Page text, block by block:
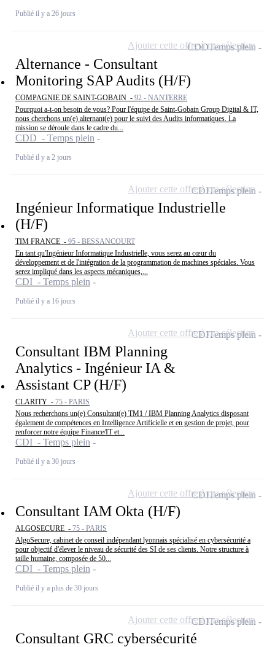
Publié il y a 26 jours
Alternance - Consultant
Monitoring SAP Audits (H/F)
COMPAGNIE DE SAINT-GOBAIN - 92 - NANTERRE
Pourquoi a-t-on besoin de vous? Pour l'équipe de Saint-Gobain Group Digital & IT,
nous cherchons un(e) alternant(e) pour le suivi des Audits informatiques. La
mission se déroule dans le cadre du...
CDD - Temps plein
Publié il y a 2 jours
CDDTemps plein
Ajouter cette offre à ma sélection
Ingénieur Informatique Industrielle
(H/F)
TIM FRANCE - 95 - BESSANCOURT
En tant qu'Ingénieur Informatique Industrielle, vous serez au cœur du
développement et de l'intégration de la programmation de machines spéciales. Vous
serez impliqué dans les aspects mécaniques,...
CDI - Temps plein
Publié il y a 16 jours
CDITemps plein
Ajouter cette offre à ma sélection
Consultant IBM Planning
Analytics - Ingénieur IA &
Assistant CP (H/F)
CLARITY - 75 - PARIS
Nous recherchons un(e) Consultant(e) TM1 / IBM Planning Analytics disposant
également de compétences en Intelligence Artificielle et en gestion de projet, pour
renforcer notre équipe Finance/IT et...
CDI - Temps plein
Publié il y a 30 jours
CDITemps plein
Ajouter cette offre à ma sélection
Consultant IAM Okta (H/F)
ALGOSECURE - 75 - PARIS
AlgoSecure, cabinet de conseil indépendant lyonnais spécialisé en cybersécurité a
pour objectif d'élever le niveau de sécurité des SI de ses clients. Notre structure à
taille humaine, composée de 50...
CDI - Temps plein
Publié il y a plus de 30 jours
CDITemps plein
Ajouter cette offre à ma sélection
Consultant GRC cybersécurité
CDITemps plein
Ajouter cette offre à ma sélection